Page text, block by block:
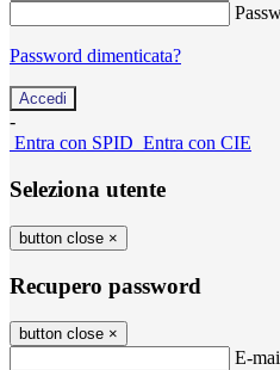
Password dimenticata?
-
Entra con SPID Entra con CIE
Seleziona utente
button close ×
Recupero password
button close ×
E-